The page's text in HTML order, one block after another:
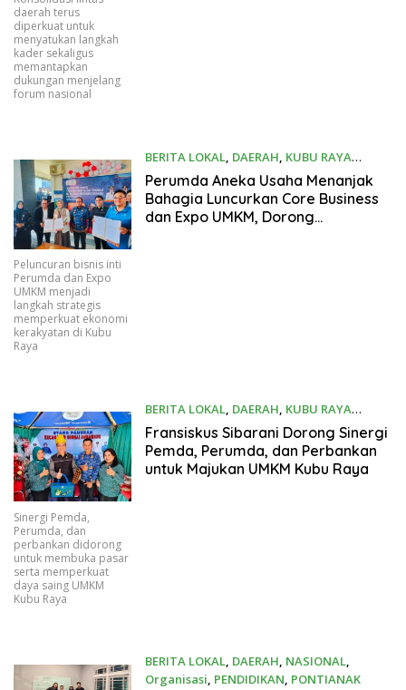
daerah terus
diperkuat untuk
menyatukan langkah
kader sekaligus
memantapkan
dukungan menjelang
forum nasional
Peluncuran bisnis inti
Perumda dan Expo
UMKM menjadi
langkah strategis
memperkuat ekonomi
kerakyatan di Kubu
Raya
BERITA LOKAL, DAERAH, KUBU RAYA
06/21/2026
Perumda Aneka Usaha Menanjak
Bahagia Luncurkan Core Business
dan Expo UMKM, Dorong
Sinergi Pemda,
Perumda, dan
perbankan didorong
untuk membuka pasar
serta memperkuat
daya saing UMKM
Kubu Raya
BERITA LOKAL, DAERAH, KUBU RAYA
06/21/2026
Fransiskus Sibarani Dorong Sinergi
Pemda, Perumda, dan Perbankan
untuk Majukan UMKM Kubu Raya
BERITA LOKAL DAERAH NASIONAL
Organisasi PENDIDIKAN PONTIANAK